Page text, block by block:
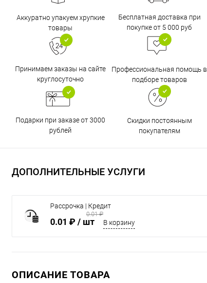
Аккуратно упакуем хрупкие
товары
Бесплатная доставка при
покупке от 5 000 руб
Принимаем заказы на сайте
круглосуточно
Профессиональная помощь в
подборе товаров
Подарки при заказе от 3000
рублей
Скидки постоянным
покупателям
ДОПОЛНИТЕЛЬНЫЕ УСЛУГИ
Рассрочка | Кредит
0.01 ₽ / шт
0.01 ₽
В корзину
ОПИСАНИЕ ТОВАРА